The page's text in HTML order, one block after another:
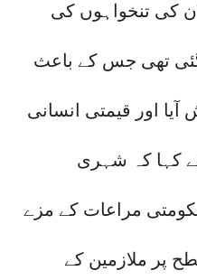
کی تنخواہوں کی
گئی تھی جس کے باعث
اور قیمتی انسانی
کہا کہ شہری
حکومتی مراعات کے مزے
پر ملازمین کے